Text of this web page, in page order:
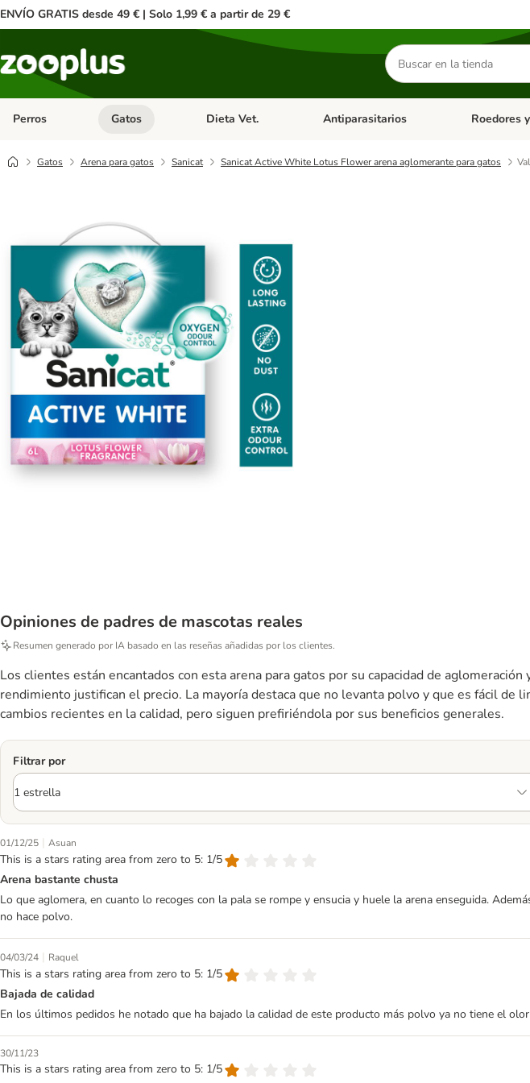
ENVÍO GRATIS desde 49 € | Solo 1,99 € a partir de 29 €
Buscar
productos
Perros Menú de categoria abierto: Perros
Gatos Menú de categoria abierto: Gatos
Dieta Vet. Menú de categoria abierto: Dieta Vet.
Antiparasitarios Menú de
Roedores
Gatos Arena para gatos Sanicat Sanicat Active White Lotus Flower arena aglomerante para gatos
Opiniones de padres de mascotas reales
Resumen generado por IA basado en las reseñas añadidas por los clientes.
Los clientes están encantados con esta arena para gatos por su capacidad de
rendimiento justifican el precio. La mayoría destaca que no levanta polvo y que es fácil de
cambios recientes en la calidad, pero siguen prefiriéndola por sus beneficios generales.
Filtrar por
01/12/25 | Asuan
This is a stars rating area from zero to 5: 1/5
Arena bastante chusta
Lo que aglomera, en cuanto lo recoges con la pala se rompe y ensucia y huele la arena enseguida.
no hace polvo.
04/03/24 | Raquel
This is a stars rating area from zero to 5: 1/5
Bajada de calidad
En los últimos pedidos he notado que ha bajado la calidad de este producto más polvo ya no tiene el
30/11/23
This is a stars rating area from zero to 5: 1/5